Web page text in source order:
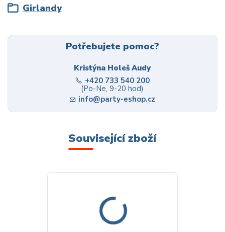
Girlandy
Potřebujete pomoc?
Kristýna Holeš Audy
+420 733 540 200
(Po-Ne, 9-20 hod)
info@party-eshop.cz
Související zboží